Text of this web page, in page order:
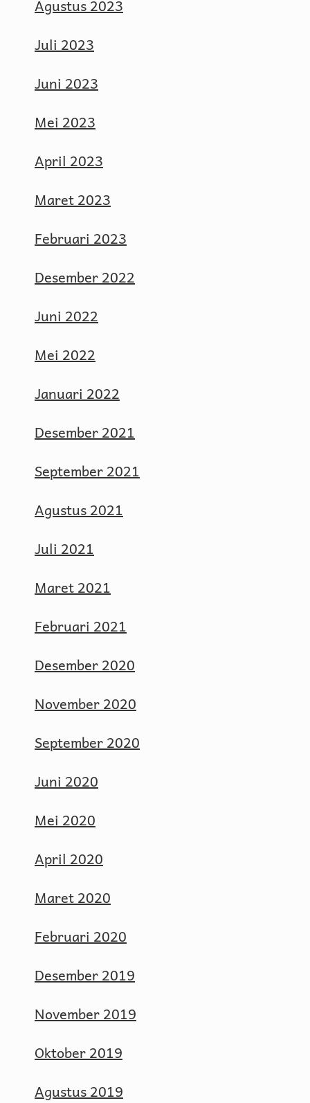
Agustus 2023
Juli 2023
Juni 2023
Mei 2023
April 2023
Maret 2023
Februari 2023
Desember 2022
Juni 2022
Mei 2022
Januari 2022
Desember 2021
September 2021
Agustus 2021
Juli 2021
Maret 2021
Februari 2021
Desember 2020
November 2020
September 2020
Juni 2020
Mei 2020
April 2020
Maret 2020
Februari 2020
Desember 2019
November 2019
Oktober 2019
Agustus 2019